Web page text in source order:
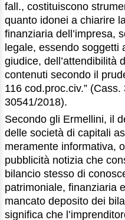
fall., costituiscono
quanto idonei a chiarire
finanziaria dell’impresa,
legale, essendo soggetti
giudice, dell’attendibilità
contenuti secondo il
116 cod.proc.civ.”
30541/2018).
Secondo gli Ermellini, il
delle società di capitali
meramente informativa,
pubblicità notizia che
bilancio stesso di
patrimoniale, finanziaria
mancato deposito dei
significa che